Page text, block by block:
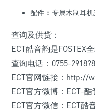
配件：专属木制耳
查询及供货：
ECT酷音韵是FOSTEX
查询电话：0755-
ECT官网链接：http://
ECT官方微博：ECT-酷
ECT官方微信：ECT酷